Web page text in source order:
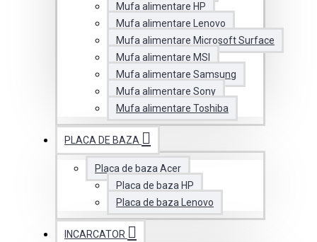
Mufa alimentare HP
Mufa alimentare Lenovo
Mufa alimentare Microsoft Surface
Mufa alimentare MSI
Mufa alimentare Samsung
Mufa alimentare Sony
Mufa alimentare Toshiba
PLACA DE BAZA
Placa de baza Acer
Placa de baza HP
Placa de baza Lenovo
INCARCATOR